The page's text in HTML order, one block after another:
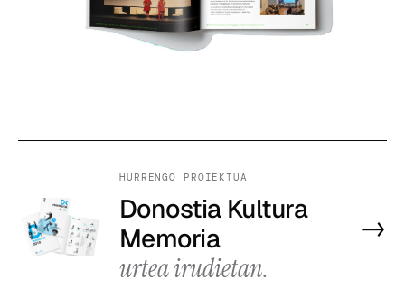
HURRENGO PROIEKTUA
Donostia Kultura
Memoria
urtea irudietan.
→